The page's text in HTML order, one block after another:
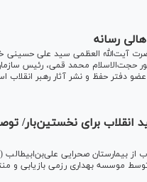
رسانه
آیت‌الله العظمی سید علی حسینی
امروز یک‌شنبه (۴ مرداد ۱۴۰۵) با حضور حجت‌الاسلام
دفتر حفظ و نشر آثار رهبر انقلاب
انقلاب برای نخستین‌بار/
موسسه بهداری رزمی بازیابی و